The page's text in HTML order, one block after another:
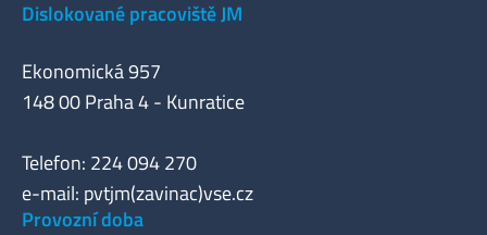
Dislokované pracoviště JM
Ekonomická 957
148 00 Praha 4 - Kunratice
Telefon: 224 094 270
e-mail: pvtjm(zavinac)vse.cz
Provozní doba